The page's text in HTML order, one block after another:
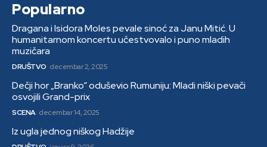
Popularno
Dragana i Isidora Moles pevale sinoć za Janu Mitić. U
humanitarnom koncertu učestvovalo i puno mladih
muzičara
DRUŠTVO decembar 2, 2025
Dečji hor „Branko“ oduševio Rumuniju: Mladi niški pevači
osvojili Grand-prix
SCENA decembar 14, 2025
Iz ugla jednog niškog Hadžije